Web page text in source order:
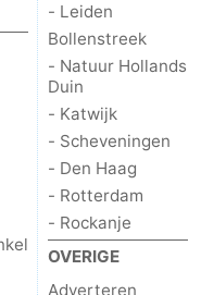
- Leiden
Bollenstreek
- Natuur Hollands
Duin
- Katwijk
- Scheveningen
- Den Haag
- Rotterdam
- Rockanje
OVERIGE
Adverteren